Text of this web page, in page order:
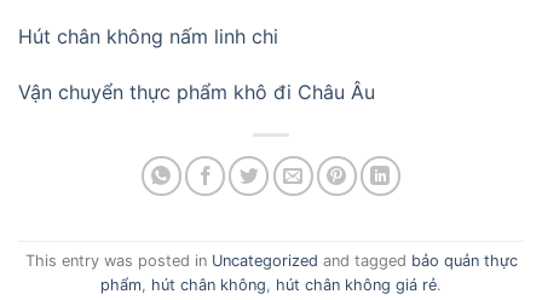
Hút chân không nấm linh chi
Vận chuyển thực phẩm khô đi Châu Âu
This entry was posted in Uncategorized and tagged bảo quản thực
phẩm, hút chân không, hút chân không giá rẻ.